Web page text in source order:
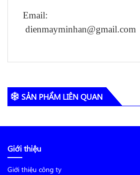
Email:
dienmayminhan@gmail.com
SẢN PHẨM LIÊN QUAN
Giới thiệu
Giới thiệu công ty